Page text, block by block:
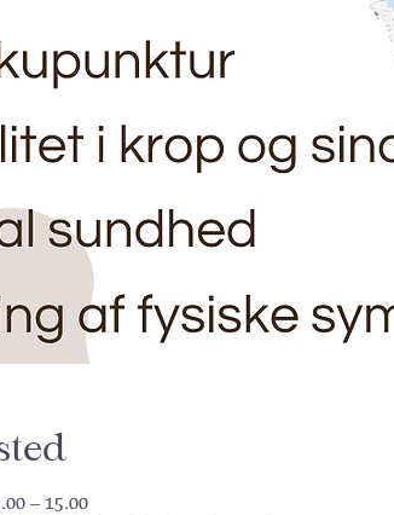
– 15.00